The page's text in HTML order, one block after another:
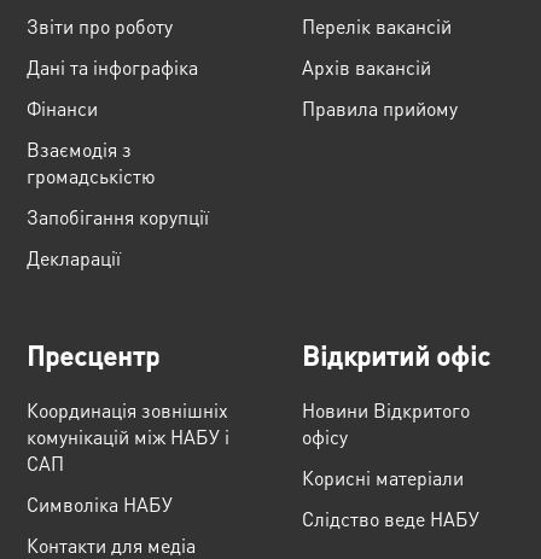
Звіти про роботу
Дані та інфографіка
Фінанси
Взаємодія з
громадськістю
Запобігання корупції
Декларації
Перелік вакансій
Архів вакансій
Правила прийому
Пресцентр
Координація зовнішніх
комунікацій між НАБУ і
САП
Cимволіка НАБУ
Контакти для медіа
Відкритий офіс
Новини Відкритого
офісу
Корисні матеріали
Слідство веде НАБУ